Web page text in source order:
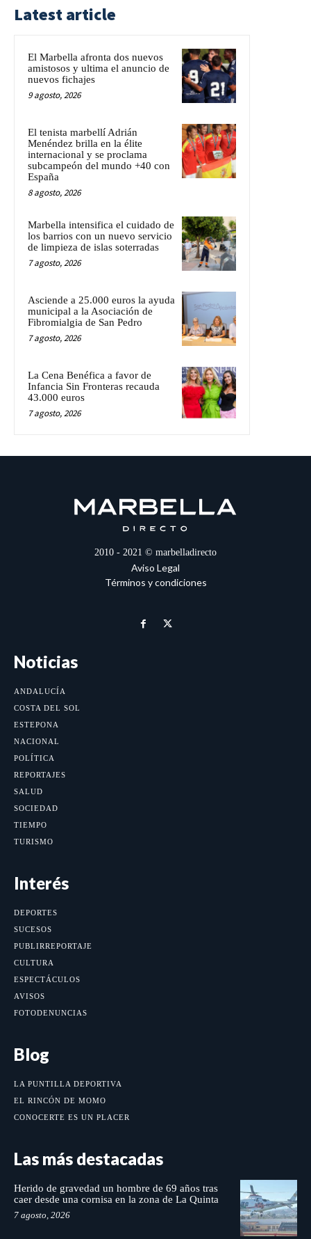
Latest article
El Marbella afronta dos nuevos
amistosos y ultima el anuncio de
nuevos fichajes
9 agosto, 2026
El tenista marbellí Adrián
Menéndez brilla en la élite
internacional y se proclama
subcampeón del mundo +40 con
España
8 agosto, 2026
Marbella intensifica el cuidado de
los barrios con un nuevo servicio
de limpieza de islas soterradas
7 agosto, 2026
Asciende a 25.000 euros la ayuda
municipal a la Asociación de
Fibromialgia de San Pedro
7 agosto, 2026
La Cena Benéfica a favor de
Infancia Sin Fronteras recauda
43.000 euros
7 agosto, 2026
2010 - 2021 © marbelladirecto
Aviso Legal
Términos y condiciones
Noticias
ANDALUCÍA
COSTA DEL SOL
ESTEPONA
NACIONAL
POLÍTICA
REPORTAJES
SALUD
SOCIEDAD
TIEMPO
TURISMO
Interés
DEPORTES
SUCESOS
PUBLIRREPORTAJE
CULTURA
ESPECTÁCULOS
AVISOS
FOTODENUNCIAS
Blog
LA PUNTILLA DEPORTIVA
EL RINCÓN DE MOMO
CONOCERTE ES UN PLACER
Las más destacadas
Herido de gravedad un hombre de 69 años tras
caer desde una cornisa en la zona de La Quinta
7 agosto, 2026